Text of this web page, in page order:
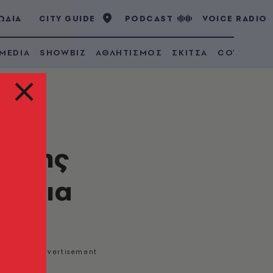
CITY GUIDE PODCAST VOICE RADIO
SHOWBIZ ΑΘΛΗΤΙΣΜΟΣ ΣΚΙΤΣΑ COVID 19
της